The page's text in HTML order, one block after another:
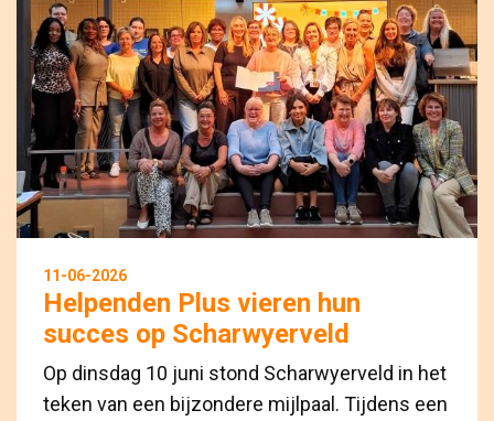
11-06-2026
Helpenden Plus vieren hun
succes op Scharwyerveld
Op dinsdag 10 juni stond Scharwyerveld in het
teken van een bijzondere mijlpaal. Tijdens een